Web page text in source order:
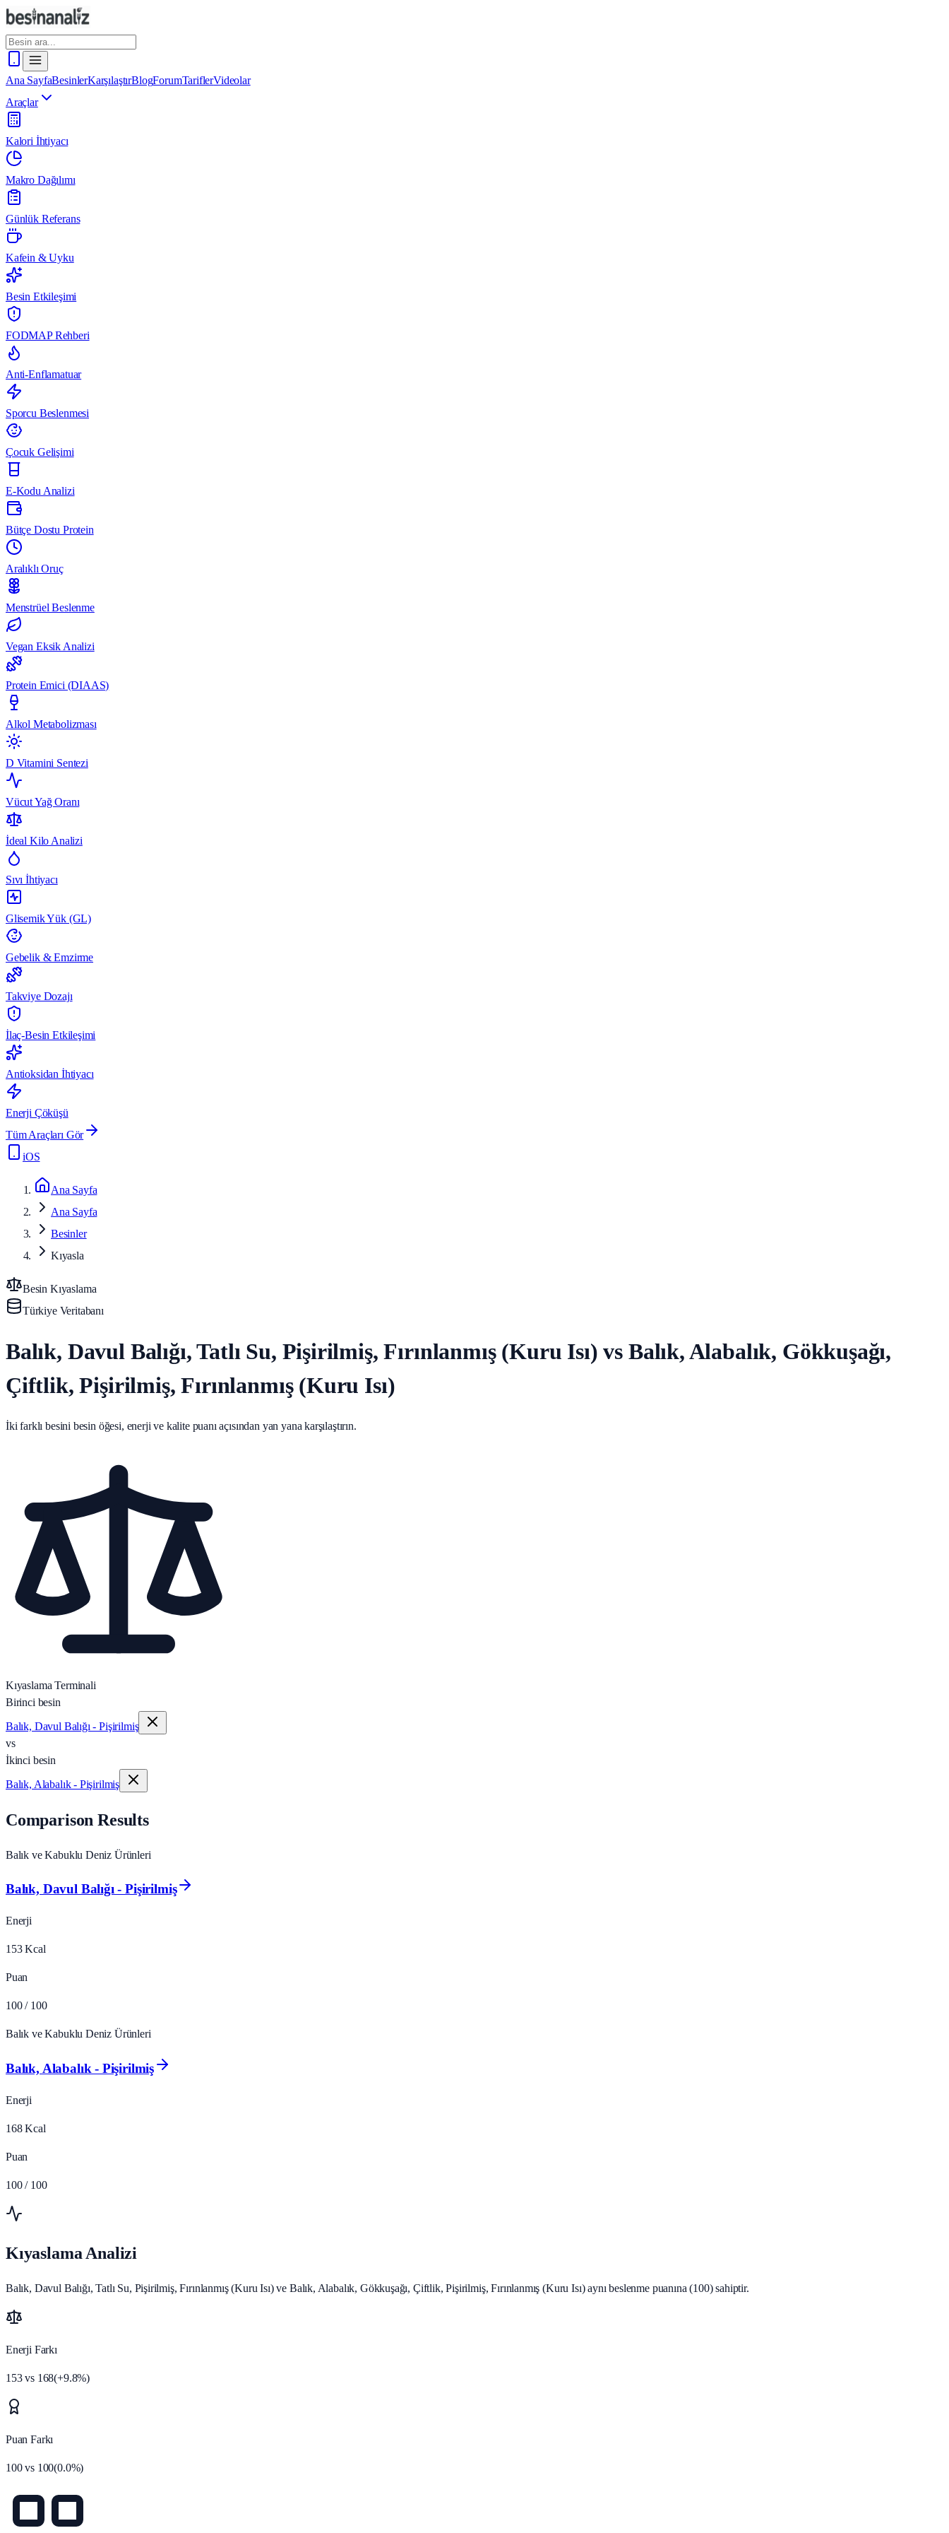
Ana SayfaBesinlerKarşılaştırBlogForumTariflerVideolar
Araçlar
Kalori İhtiyacı
Makro Dağılımı
Günlük Referans
Kafein & Uyku
Besin Etkileşimi
FODMAP Rehberi
Anti-Enflamatuar
Sporcu Beslenmesi
Çocuk Gelişimi
E-Kodu Analizi
Bütçe Dostu Protein
Aralıklı Oruç
Menstrüel Beslenme
Vegan Eksik Analizi
Protein Emici (DIAAS)
Alkol Metabolizması
D Vitamini Sentezi
Vücut Yağ Oranı
İdeal Kilo Analizi
Sıvı İhtiyacı
Glisemik Yük (GL)
Gebelik & Emzirme
Takviye Dozajı
İlaç-Besin Etkileşimi
Antioksidan İhtiyacı
Enerji Çöküşü
Tüm Araçları Gör
iOS
Ana Sayfa
Ana Sayfa
Besinler
Kıyasla
Besin Kıyaslama
Türkiye Veritabanı
Balık, Davul Balığı, Tatlı Su, Pişirilmiş, Fırınlanmış (Kuru Isı) vs Balık, Alabalık, Gökkuşağı,
Çiftlik, Pişirilmiş, Fırınlanmış (Kuru Isı)
İki farklı besini besin öğesi, enerji ve kalite puanı açısından yan yana karşılaştırın.
Kıyaslama Terminali
Birinci besin
Balık, Davul Balığı - Pişirilmiş
vs
İkinci besin
Balık, Alabalık - Pişirilmiş
Comparison Results
Balık ve Kabuklu Deniz Ürünleri
Balık, Davul Balığı - Pişirilmiş
Enerji
153 Kcal
Puan
100 / 100
Balık ve Kabuklu Deniz Ürünleri
Balık, Alabalık - Pişirilmiş
Enerji
168 Kcal
Puan
100 / 100
Kıyaslama Analizi
Balık, Davul Balığı, Tatlı Su, Pişirilmiş, Fırınlanmış (Kuru Isı) ve Balık, Alabalık, Gökkuşağı, Çiftlik, Pişirilmiş, Fırınlanmış (Kuru Isı) aynı beslenme puanına (100) sahiptir.
Enerji Farkı
153vs 168(+9.8%)
Puan Farkı
100vs 100(0.0%)